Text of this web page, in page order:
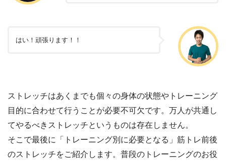
はい！頑張ります！！
ストレッチはあくまでも個々の身体の状態やトレーニング
目的に合わせて行うことが必要不可欠です。万人が共通し
てやるべきストレッチというものは存在しません。
そこで最後に「トレーニング別に必要となる」筋トレ前後
のストレッチをご紹介します。普段のトレーニングのお役